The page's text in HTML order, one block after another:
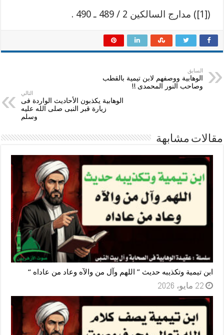
([1]) مدارج السالكين 2 / 489 ـ 490 .
السابق
الوهابية ووصفهم لابن تيمية بالقطب
وصاحب النور المحمدى !!
التالي
الوهابية يكذبون الأحاديث الواردة فى
زيارة قبر النبى صلى الله عليه
وسلم
مقالات مشابهة
ابن تيمية وتكذيبه حديث ” اللهم وآل من والآه وعاد من عاداه “
22 مايو، 2026